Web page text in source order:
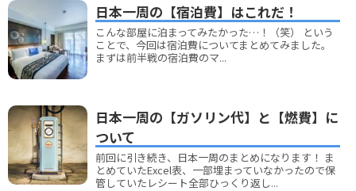
日本一周の【宿泊費】はこれだ！
こんな部屋に泊まってみたかった…！（笑） という
ことで、今回は宿泊費についてまとめてみました。
まずは前半戦の宿泊費のマ...
日本一周の【ガソリン代】と【燃費】に
ついて
前回に引き続き、日本一周のまとめになります！ ま
とめていたExcel表、一部埋まっていなかったので保
管していたレシート全部ひっくり返し...